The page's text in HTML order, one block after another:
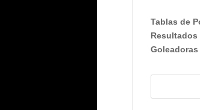
Tablas de
Resultados
Goleadoras